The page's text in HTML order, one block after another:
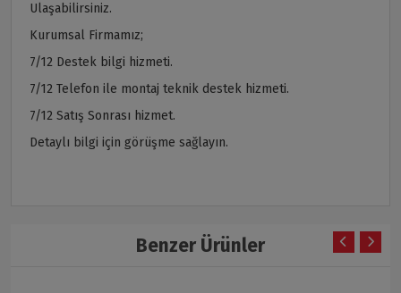
Ulaşabilirsiniz.
Kurumsal Firmamız;
7/12 Destek bilgi hizmeti.
7/12 Telefon ile montaj teknik destek hizmeti.
7/12 Satış Sonrası hizmet.
Detaylı bilgi için görüşme sağlayın.
Benzer Ürünler